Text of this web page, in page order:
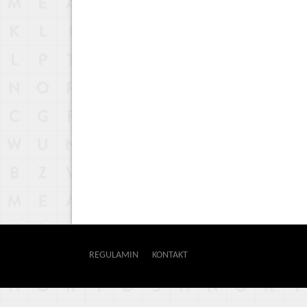
REGULAMIN KONTAKT